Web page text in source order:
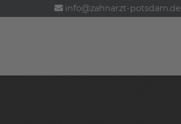
info@zahnarzt-potsdam.de